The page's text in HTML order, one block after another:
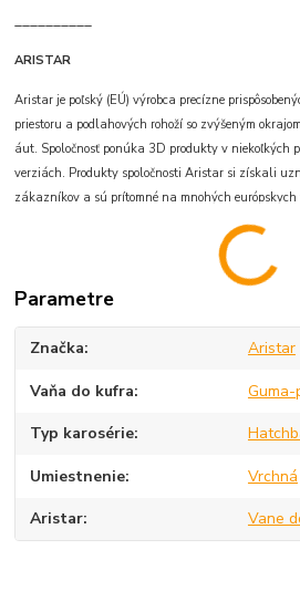
ARISTAR
Aristar je poľský (EÚ) výrobca precízne
priestoru a podlahových rohoží so zvýšeným
áut. Spoločnosť ponúka 3D produkty v niekoľkých
verziách. Produkty spoločnosti Aristar si získali
zákazníkov a sú prítomné na mnohých
Parametre
Značka Aristar
Vaňa do kufra
Typ karosérie
Umiestnenie Vrchná
Aristar Vane